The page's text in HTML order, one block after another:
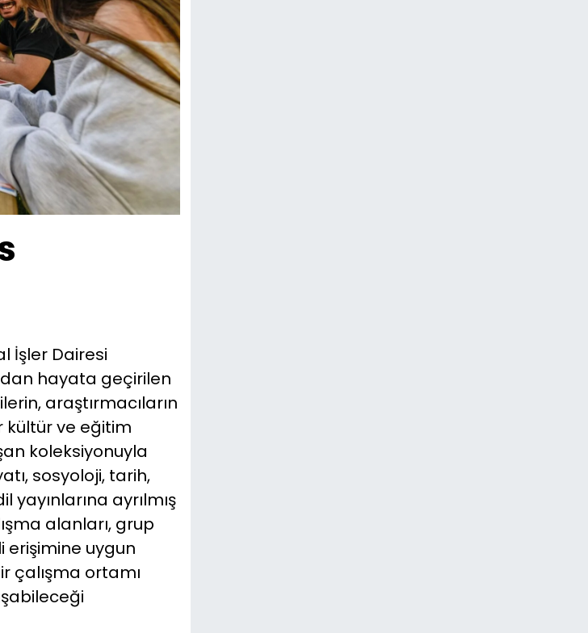
İşler Dairesi
hayata geçirilen
araştırmacıların
kültür ve eğitim
koleksiyonuyla
sosyoloji, tarih,
yayınlarına ayrılmış
alanları, grup
erişimine uygun
çalışma ortamı